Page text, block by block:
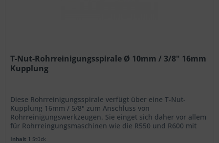
T-Nut-Rohrreinigungsspirale Ø 10mm / 3/8" 16mm
Kupplung
Diese Rohrreinigungsspirale verfügt über eine T-Nut-
Kupplung 16mm / 5/8" zum Anschluss von
Rohrreinigungswerkzeugen. Sie einget sich daher vor allem
für Rohrreingungsmaschinen wie die R550 und R600 mit
Inhalt 1 Stück